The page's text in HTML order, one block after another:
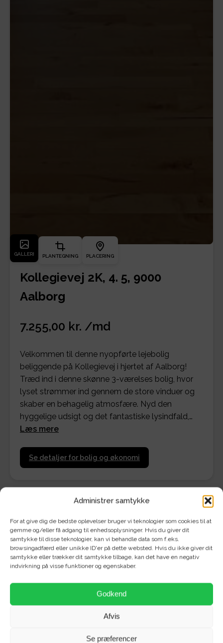
Administrer samtykke
For at give dig de bedste oplevelser bruger vi teknologier som cookies til at
gemme og/eller få adgang til enhedsoplysninger. Hvis du giver dit
samtykke til disse teknologier, kan vi behandle data som f.eks.
browsingadfærd eller unikke ID'er på dette websted. Hvis du ikke giver dit
samtykke eller trækker dit samtykke tilbage, kan det have en negativ
indvirkning på visse funktioner og egenskaber.
Godkend
Afvis
Se præferencer
GALLERI PLANTEGNING PLACERING
Kollegievej 2K, 4. 5, 9000
Aalborg
7.255,00 kr. /md
Velkommen til denne nyopførte lejebolig
beliggende på Kollegievej i hjertet af Aalborg!
Træd ind i denne skønne 3-værelses bolig, hvor
lyset strømmer ind gennem de store vinduer og
skaber en behagelig atmosfære. Nyd den
hyggelige udsigt og det fantastiske lysindfald,…
Læs mere
Se detaljer for bolig og økonomi
Velkommen til denne nyopførte lejebolig beliggende
på Kollegievej i hjertet af Aalborg!
Træd ind i denne skønne 3-værelses bolig, hvor lyset
behagelig atmosfære. Nyd den hyggelige udsigt og
det fantastiske lysindfald, der indbyder til ro og
I det lyse køkken finder du ovn, emhætte og